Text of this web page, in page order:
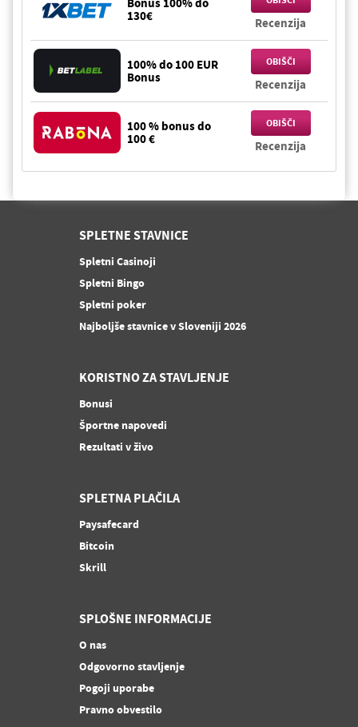
Bonus 100% do
130€
Recenzija
100% do 100 EUR
Bonus
OBIŠČI
Recenzija
100 % bonus do
100 €
OBIŠČI
Recenzija
SPLETNE STAVNICE
Spletni Casinoji
Spletni Bingo
Spletni poker
Najboljše stavnice v Sloveniji 2026
KORISTNO ZA STAVLJENJE
Bonusi
Športne napovedi
Rezultati v živo
SPLETNA PLAČILA
Paysafecard
Bitcoin
Skrill
SPLOŠNE INFORMACIJE
O nas
Odgovorno stavljenje
Pogoji uporabe
Pravno obvestilo